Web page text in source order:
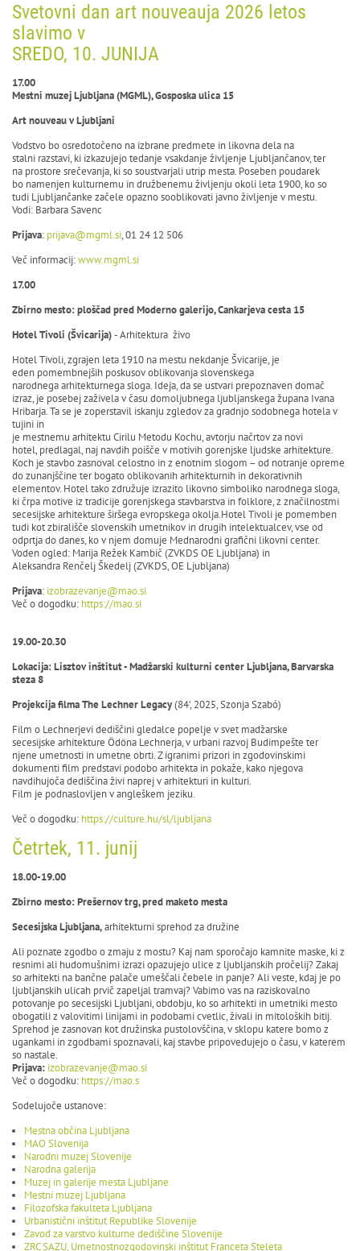
Svetovni dan art nouveauja 2026 letos
slavimo v
SREDO, 10. JUNIJA
17.00
Mestni muzej Ljubljana (MGML), Gosposka ulica 15
Art nouveau v Ljubljani
Vodstvo bo osredotočeno na izbrane predmete in likovna dela na
stalni razstavi, ki izkazujejo tedanje vsakdanje življenje Ljubljančanov, ter
na prostore srečevanja, ki so soustvarjali utrip mesta. Poseben poudarek
bo namenjen kulturnemu in družbenemu življenju okoli leta 1900, ko so
tudi Ljubljančanke začele opazno sooblikovati javno življenje v mestu.
Vodi: Barbara Savenc
Prijava: prijava@mgml.si, 01 24 12 506
Več informacij:www.mgml.si
17.00
Zbirno mesto: ploščad pred Moderno galerijo, Cankarjeva cesta 15
Hotel Tivoli (Švicarija)- Arhitektura živo
Hotel Tivoli, zgrajen leta 1910 na mestu nekdanje Švicarije, je
eden pomembnejših poskusov oblikovanja slovenskega
narodnega arhitekturnega sloga. Ideja, da se ustvari prepoznaven domač
izraz, je posebej zaživela v času domoljubnega ljubljanskega župana Ivana
Hribarja. Ta se je zoperstavil iskanju zgledov za gradnjo sodobnega hotela v
tujini in
je mestnemu arhitektu Cirilu Metodu Kochu, avtorju načrtov za novi
hotel, predlagal, naj navdih poišče v motivih gorenjske ljudske arhitekture.
Koch je stavbo zasnoval celostno in z enotnim slogom – od notranje opreme
do zunanjščine ter bogato oblikovanih arhitekturnih in dekorativnih
elementov. Hotel tako združuje izrazito likovno simboliko narodnega sloga,
ki črpa motive iz tradicije gorenjskega stavbarstva in folklore, z značilnostmi
secesijske arhitekture širšega evropskega okolja.Hotel Tivoli je pomemben
tudi kot zbirališče slovenskih umetnikov in drugih intelektualcev, vse od
odprtja do danes, ko v njem domuje Mednarodni grafični likovni center.
Voden ogled: Marija Režek Kambič (ZVKDS OE Ljubljana) in
Aleksandra Renčelj Škedelj (ZVKDS, OE Ljubljana)
Prijava: izobrazevanje@mao.si
Več o dogodku: https://mao.si
19.00-20.30
Lokacija: Lisztov inštitut - Madžarski kulturni center Ljubljana, Barvarska
steza 8
Projekcija filma The Lechner Legacy(84’, 2025, Szonja Szabó)
Film o Lechnerjevi dediščini gledalce popelje v svet madžarske
secesijske arhitekture Ödöna Lechnerja, v urbani razvoj Budimpešte ter
njene umetnosti in umetne obrti. Z igranimi prizori in zgodovinskimi
dokumenti film predstavi podobo arhitekta in pokaže, kako njegova
navdihujoča dediščina živi naprej v arhitekturi in kulturi.
Film je podnaslovljen v angleškem jeziku.
Več o dogodku: https://culture.hu/sl/ljubljana
Četrtek, 11. junij
18.00-19.00
Zbirno mesto: Prešernov trg, pred maketo mesta
Secesijska Ljubljana,arhitekturni sprehod za družine
Ali poznate zgodbo o zmaju z mostu? Kaj nam sporočajo kamnite maske, ki z
resnimi ali hudomušnimi izrazi opazujejo ulice z ljubljanskih pročelij? Zakaj
so arhitekti na bančne palače umeščali čebele in panje? Ali veste, kdaj je po
ljubljanskih ulicah prvič zapeljal tramvaj? Vabimo vas na raziskovalno
potovanje po secesijski Ljubljani, obdobju, ko so arhitekti in umetniki mesto
obogatili z valovitimi linijami in podobami cvetlic, živali in mitoloških bitij.
Sprehod je zasnovan kot družinska pustolovščina, v sklopu katere bomo z
ugankami in zgodbami spoznavali, kaj stavbe pripovedujejo o času, v katerem
so nastale.
Prijava: izobrazevanje@mao.si
Več o dogodku: https://mao.s
Sodelujoče ustanove:
Mestna občina Ljubljana
MAO Slovenija
Narodni muzej Slovenije
Narodna galerija
Muzej in galerije mesta Ljubljane
Mestni muzej Ljubljana
Filozofska fakulteta Ljubljana
Urbanistični inštitut Republike Slovenije
Zavod za varstvo kulturne dediščine Slovenije
ZRC SAZU, Umetnostnozgodovinski inštitut Franceta Steleta